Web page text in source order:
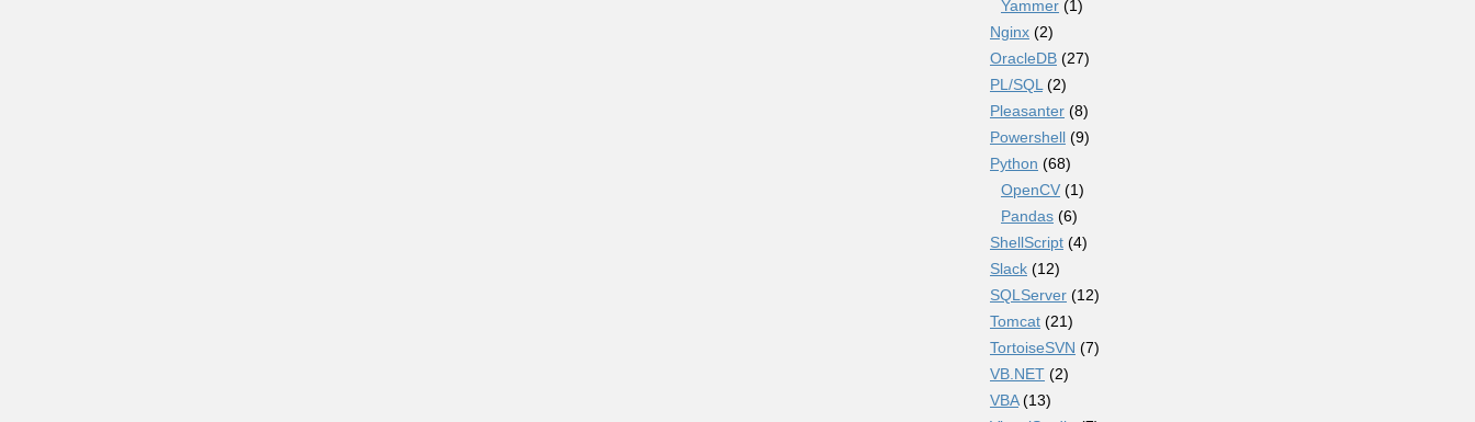
Yammer (1)
Nginx (2)
OracleDB (27)
PL/SQL (2)
Pleasanter (8)
Powershell (9)
Python (68)
OpenCV (1)
Pandas (6)
ShellScript (4)
Slack (12)
SQLServer (12)
Tomcat (21)
TortoiseSVN (7)
VB.NET (2)
VBA(13)